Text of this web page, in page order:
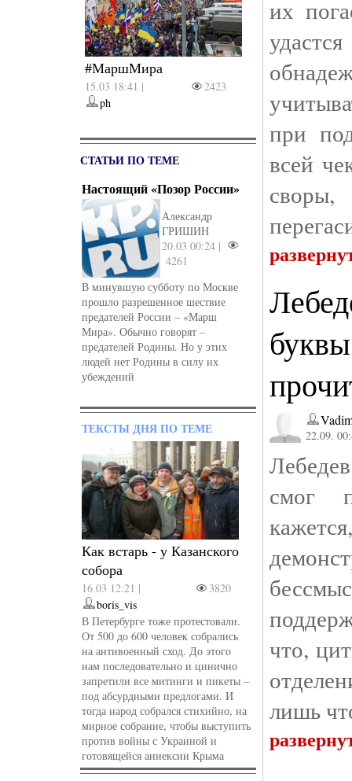
#МаршМира
15.03 18:41 |
2423
ph
СТАТЬИ ПО ТЕМЕ
Настоящий «Позор России»
Александр
ГРИШИН
20.03 00:24 |
4261
В минувшую субботу по Москве
прошло разрешенное шествие
предателей России – «Марш
Мира». Обычно говорят –
предателей Родины. Но у этих
людей нет Родины в силу их
убеждений
ТЕКСТЫ ДНЯ ПО ТЕМЕ
Как встарь - у Казанского
собора
16.03 12:21 |
3820
boris_vis
В Петербурге тоже протестовали.
От 500 до 600 человек собрались
на антивоенный сход. До этого
нам последовательно и цинично
запретили все митинги и пикеты –
под абсурдными предлогами. И
тогда народ собрался стихийно, на
мирное собрание, чтобы выступить
против войны с Украиной и
готовящейся аннексии Крыма
их
при
всей
своры,
22.09.
смог
что,
лишь